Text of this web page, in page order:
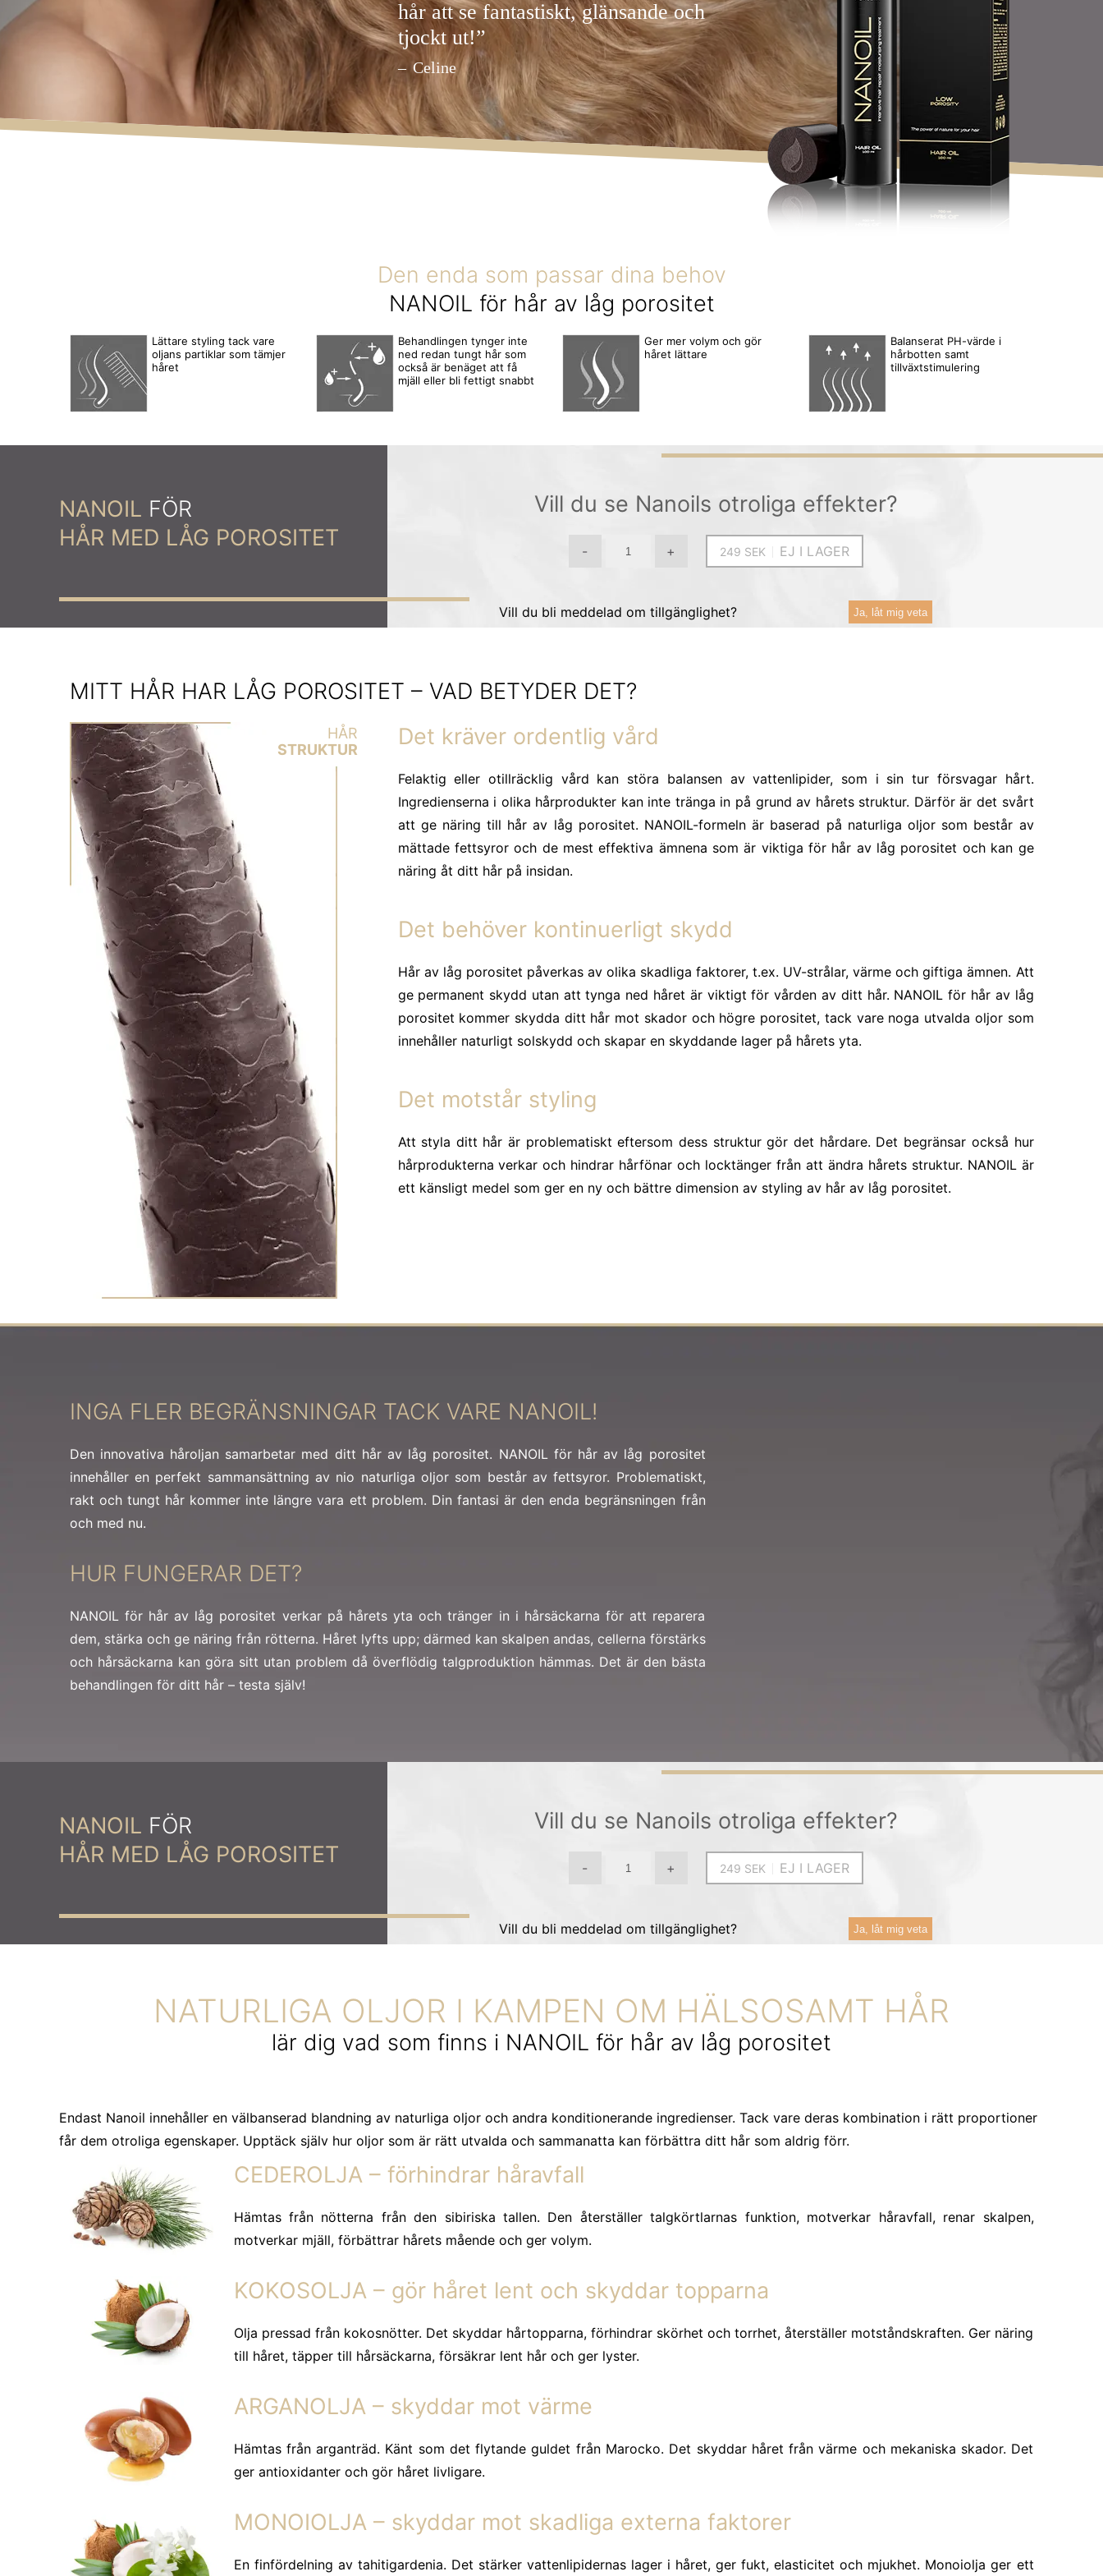
hår att se fantastiskt, glänsande och
tjockt ut!”
Celine
Den enda som passar dina behov
NANOIL för hår av låg porositet
Lättare styling tack vare
oljans partiklar som tämjer
håret
Behandlingen tynger inte
ned redan tungt hår som
också är benäget att få
mjäll eller bli fettigt snabbt
Ger mer volym och gör
håret lättare
Balanserat PH-värde i
hårbotten samt
tillväxtstimulering
NANOIL FÖR
HÅR MED LÅG POROSITET
Vill du se Nanoils otroliga effekter?
- + EJ I LAGER
Vill du bli meddelad om tillgänglighet? Ja, låt mig veta
MITT HÅR HAR LÅG POROSITET – VAD BETYDER DET?
HÅR
STRUKTUR
Det kräver ordentlig vård
Felaktig eller otillräcklig vård kan störa balansen av vattenlipider, som i sin tur försvagar hårt.
Ingredienserna i olika hårprodukter kan inte tränga in på grund av hårets struktur. Därför är det svårt
att ge näring till hår av låg porositet. NANOIL-formeln är baserad på naturliga oljor som består av
mättade fettsyror och de mest effektiva ämnena som är viktiga för hår av låg porositet och kan ge
näring åt ditt hår på insidan.
Det behöver kontinuerligt skydd
Hår av låg porositet påverkas av olika skadliga faktorer, t.ex. UV-strålar, värme och giftiga ämnen. Att
ge permanent skydd utan att tynga ned håret är viktigt för vården av ditt hår. NANOIL för hår av låg
porositet kommer skydda ditt hår mot skador och högre porositet, tack vare noga utvalda oljor som
innehåller naturligt solskydd och skapar en skyddande lager på hårets yta.
Det motstår styling
Att styla ditt hår är problematiskt eftersom dess struktur gör det hårdare. Det begränsar också hur
hårprodukterna verkar och hindrar hårfönar och locktänger från att ändra hårets struktur. NANOIL är
ett känsligt medel som ger en ny och bättre dimension av styling av hår av låg porositet.
INGA FLER BEGRÄNSNINGAR TACK VARE NANOIL!
Den innovativa håroljan samarbetar med ditt hår av låg porositet. NANOIL för hår av låg porositet
innehåller en perfekt sammansättning av nio naturliga oljor som består av fettsyror. Problematiskt,
rakt och tungt hår kommer inte längre vara ett problem. Din fantasi är den enda begränsningen från
och med nu.
HUR FUNGERAR DET?
NANOIL för hår av låg porositet verkar på hårets yta och tränger in i hårsäckarna för att reparera
dem, stärka och ge näring från rötterna. Håret lyfts upp; därmed kan skalpen andas, cellerna förstärks
och hårsäckarna kan göra sitt utan problem då överflödig talgproduktion hämmas. Det är den bästa
behandlingen för ditt hår – testa själv!
NANOIL FÖR
HÅR MED LÅG POROSITET
Vill du se Nanoils otroliga effekter?
- + EJ I LAGER
Vill du bli meddelad om tillgänglighet? Ja, låt mig veta
NATURLIGA OLJOR I KAMPEN OM HÄLSOSAMT HÅR
lär dig vad som finns i NANOIL för hår av låg porositet
Endast Nanoil innehåller en välbanserad blandning av naturliga oljor och andra konditionerande ingredienser. Tack vare deras kombination i rätt proportioner
får dem otroliga egenskaper. Upptäck själv hur oljor som är rätt utvalda och sammanatta kan förbättra ditt hår som aldrig förr.
CEDEROLJA – förhindrar håravfall
Hämtas från nötterna från den sibiriska tallen. Den återställer talgkörtlarnas funktion, motverkar håravfall, renar skalpen,
motverkar mjäll, förbättrar hårets mående och ger volym.
KOKOSOLJA – gör håret lent och skyddar topparna
Olja pressad från kokosnötter. Det skyddar hårtopparna, förhindrar skörhet och torrhet, återställer motståndskraften. Ger näring
till håret, täpper till hårsäckarna, försäkrar lent hår och ger lyster.
ARGANOLJA – skyddar mot värme
Hämtas från arganträd. Känt som det flytande guldet från Marocko. Det skyddar håret från värme och mekaniska skador. Det
ger antioxidanter och gör håret livligare.
MONOIOLJA – skyddar mot skadliga externa faktorer
En finfördelning av tahitigardenia. Det stärker vattenlipidernas lager i håret, ger fukt, elasticitet och mjukhet. Monoiolja ger ett